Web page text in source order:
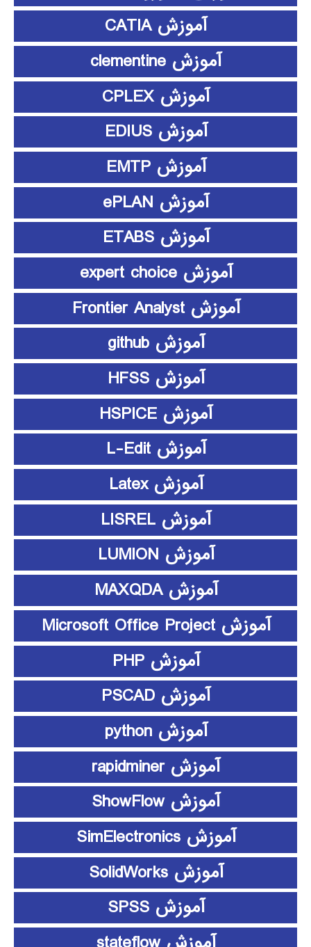
آموزش CATIA
آموزش clementine
آموزش CPLEX
آموزش EDIUS
آموزش EMTP
آموزش ePLAN
آموزش ETABS
آموزش expert choice
آموزش Frontier Analyst
آموزش github
آموزش HFSS
آموزش HSPICE
آموزش L-Edit
آموزش Latex
آموزش LISREL
آموزش LUMION
آموزش MAXQDA
آموزش Microsoft Office Project
آموزش PHP
آموزش PSCAD
آموزش python
آموزش rapidminer
آموزش ShowFlow
آموزش SimElectronics
آموزش SolidWorks
آموزش SPSS